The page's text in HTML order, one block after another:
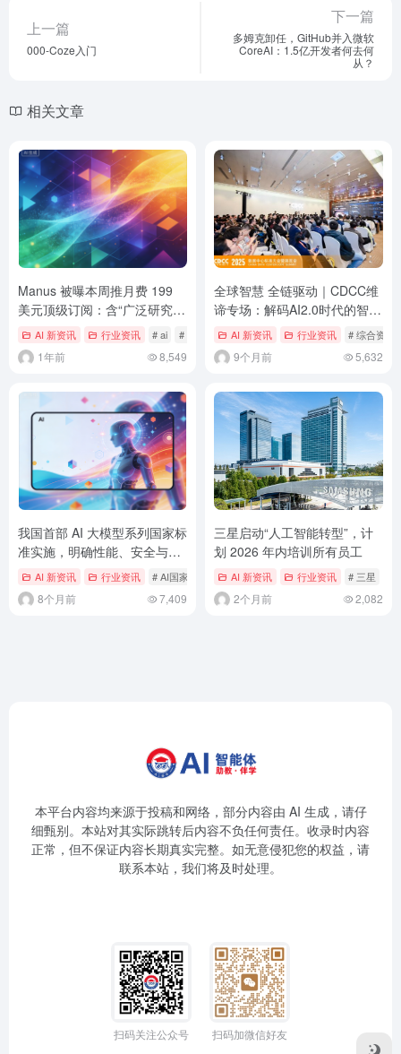
上一篇
000-Coze入门
下一篇
多姆克卸任，GitHub并入微软
CoreAI：1.5亿开发者何去何
从？
相关文章
Manus 被曝本周推月费 199
美元顶级订阅：含“广泛研究”
智能体，可同时 AI 分析超
1000 支股票
AI 新资讯 行业资讯 # ai # Manus
1年前 8,549
全球智慧 全链驱动｜CDCC维
谛专场：解码AI2.0时代的智算
基础设施升级路径
AI 新资讯 行业资讯 # 综合资讯
9个月前 5,632
我国首部 AI 大模型系列国家标
准实施，明确性能、安全与服
务能力要求
AI 新资讯 行业资讯 # AI国家标准 # 人工智能 # 大模型
8个月前 7,409
三星启动“人工智能转型”，计
划 2026 年内培训所有员工
AI 新资讯 行业资讯 # 三星
2个月前 2,082
本平台内容均来源于投稿和网络，部分内容由 AI 生成，请仔
细甄别。本站对其实际跳转后内容不负任何责任。收录时内容
正常，但不保证内容长期真实完整。如无意侵犯您的权益，请
联系本站，我们将及时处理。
扫码关注公众号 扫码加微信好友